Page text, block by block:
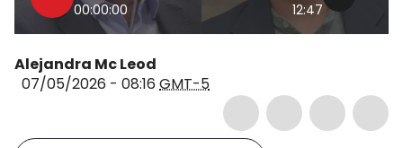
00:00:00 12:47
Alejandra Mc Leod
07/05/2026 - 08:16 GMT-5